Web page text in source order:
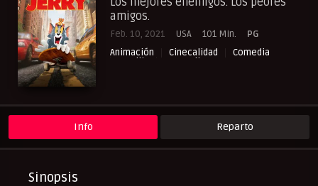
amigos.
Feb. 10, 2021 USA 101 Min.
PG
Animación
Cinecalidad
Comedia
Familia
NewPelis org
Pelisplay
Pelispop
RepelisHD.TV
UltraPelisHD
Verpeliculasultra
Info Reparto
Sinopsis